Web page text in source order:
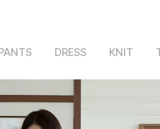
DRESS KNIT